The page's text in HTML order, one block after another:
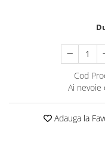
Cod
Ai nevoie
Adauga la